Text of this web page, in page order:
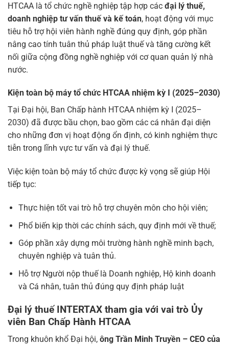
HTCAA là tổ chức nghề nghiệp tập hợp các đại lý thuế,
doanh nghiệp tư vấn thuế và kế toán, hoạt động với mục
tiêu hỗ trợ hội viên hành nghề đúng quy định, góp phần
nâng cao tính tuân thủ pháp luật thuế và tăng cường kết
nối giữa cộng đồng nghề nghiệp với cơ quan quản lý nhà
nước.
Kiện toàn bộ máy tổ chức HTCAA nhiệm kỳ I (2025–2030)
Tại Đại hội, Ban Chấp hành HTCAA nhiệm kỳ I (2025–
2030) đã được bầu chọn, bao gồm các cá nhân đại diện
cho những đơn vị hoạt động ổn định, có kinh nghiệm thực
tiễn trong lĩnh vực tư vấn và đại lý thuế.
Việc kiện toàn bộ máy tổ chức được kỳ vọng sẽ giúp Hội
tiếp tục:
Thực hiện tốt vai trò hỗ trợ chuyên môn cho hội viên;
Phổ biến kịp thời các chính sách, quy định mới về thuế;
Góp phần xây dựng môi trường hành nghề minh bạch,
chuyên nghiệp và tuân thủ.
Hỗ trợ Người nộp thuế là Doanh nghiệp, Hộ kinh doanh
và Cá nhân, tuân thủ đúng quy định pháp luật
Đại lý thuế INTERTAX tham gia với vai trò Ủy
viên Ban Chấp Hành HTCAA
Trong khuôn khổ Đại hội, ông Trần Minh Truyền – CEO của